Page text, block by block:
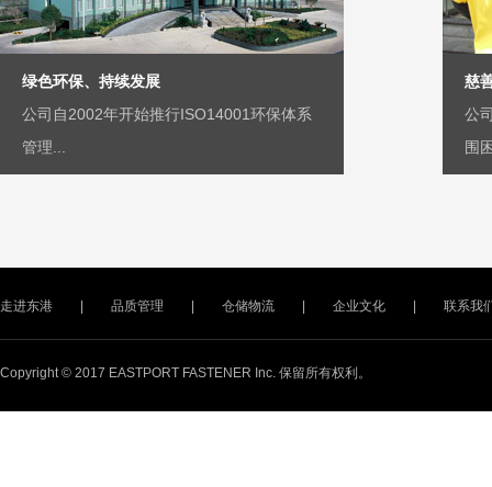
绿色环保、持续发展
公司自2002年开始推行ISO14001环保体系
管理...
慈
公
围
走进东港 | 品质管理 | 仓储物流 | 企业文化 | 联系我
Copyright © 2017 EASTPORT FASTENER Inc. 保留所有权利。